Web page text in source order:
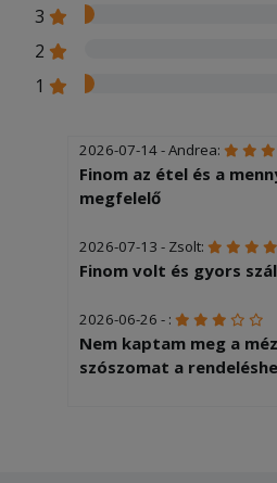
3
2
1
2026-07-14 - Andrea:
Finom az étel és a
megfelelő
2026-07-13 - Zsolt:
Finom volt és gyors
2026-06-26 - :
Nem kaptam meg a
szószomat a